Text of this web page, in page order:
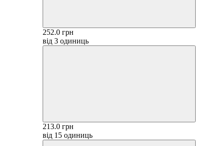
252.0 грн
від 3 одиниць
213.0 грн
від 15 одиниць